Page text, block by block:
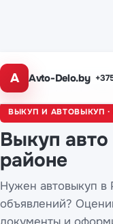
A Avto-Delo.by
Главная /
ВЫКУП И АВТОВЫКУП
Выкуп авто
районе
Нужен автовыкуп в
объявлений?